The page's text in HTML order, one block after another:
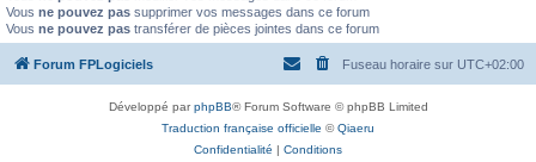
Vous ne pouvez pas supprimer vos messages dans ce forum
Vous ne pouvez pas transférer de pièces jointes dans ce forum
Forum FPLogiciels Fuseau horaire sur UTC+02:00
Développé parphpBB® Forum Software © phpBB Limited
Traduction française officielle ©Qiaeru
Confidentialité | Conditions